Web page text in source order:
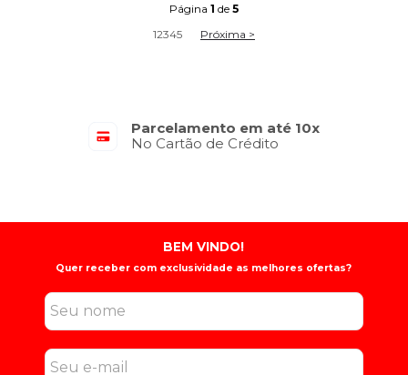
Página 1 de 5
12345 Próxima >
Parcelamento em até 10x
No Cartão de Crédito
BEM VINDO!
Quer receber com exclusividade as melhores ofertas?